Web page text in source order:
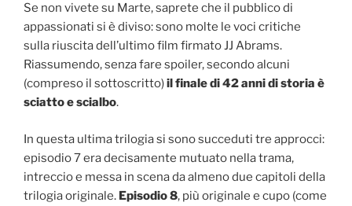
Se non vivete su Marte, saprete che il pubblico di
appassionati si è diviso: sono molte le voci critiche
sulla riuscita dell’ultimo film firmato JJ Abrams.
Riassumendo, senza fare spoiler, secondo alcuni
(compreso il sottoscritto)il finale di 42 anni di storia è
sciatto e scialbo.
In questa ultima trilogia si sono succeduti tre approcci:
episodio 7 era decisamente mutuato nella trama,
intreccio e messa in scena da almeno due capitoli della
trilogia originale. Episodio 8, più originale e cupo (come